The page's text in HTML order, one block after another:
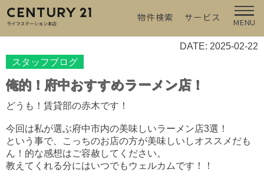
物件検索 サービス MENU
DATE: 2025-02-22
スタッフブログ
俺的！府中おすすめラーメン店！
どうも！賃貸部の赤木です！
今回は私が選ぶ府中市内の美味しいラーメン店3選！
という事で、こっちのお店の方が美味しいしオススメだも
ん！的な感想はご容赦してください。
教えてくれる分にはいつでもウェルカムです！！